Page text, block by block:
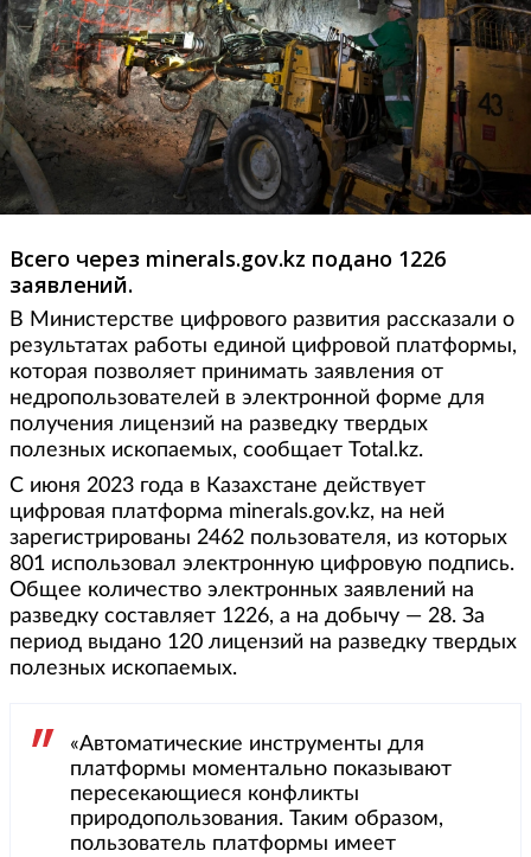
Всего через minerals.gov.kz подано 1226
заявлений.
В Министерстве цифрового развития рассказали о
результатах работы единой цифровой платформы,
которая позволяет принимать заявления от
недропользователей в электронной форме для
получения лицензий на разведку твердых
полезных ископаемых, сообщает Total.kz.
С июня 2023 года в Казахстане действует
цифровая платформа minerals.gov.kz, на ней
зарегистрированы 2462 пользователя, из которых
801 использовал электронную цифровую подпись.
Общее количество электронных заявлений на
разведку составляет 1226, а на добычу — 28. За
период выдано 120 лицензий на разведку твердых
полезных ископаемых.
«Автоматические инструменты для
платформы моментально показывают
пересекающиеся конфликты
природопользования. Таким образом,
пользователь платформы имеет